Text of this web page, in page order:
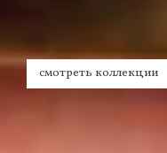
смотреть коллекции